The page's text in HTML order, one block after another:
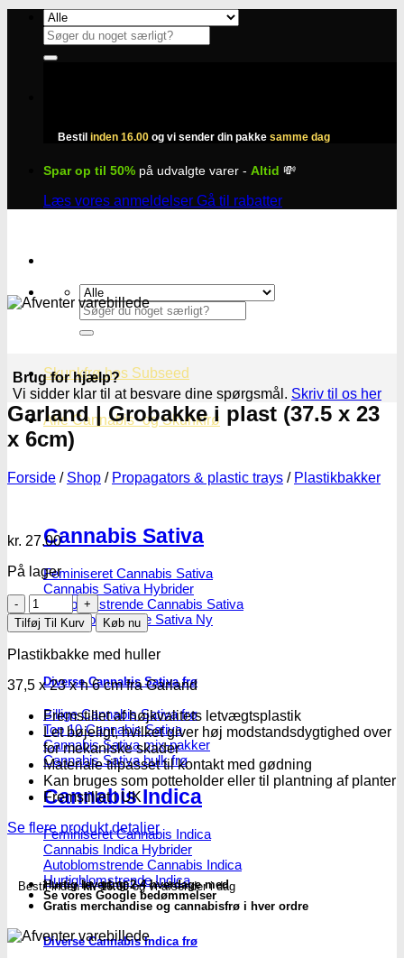
Fortsæt
indhold
Søg
efter:
Bestil inden 16.00 og vi sender din pakke samme dag
Spar op til 50% på udvalgte varer - Altid 💸
Læs vores anmeldelser Gå til rabatter
Søg
efter:
Skunkfrø hos Subseed
Alle Cannabis -og Skunkfrø
Cannabis Sativa
Feminiseret Cannabis Sativa
Cannabis Sativa Hybrider
Autoblomstrende Cannabis Sativa
Hurtigblomstrende Sativa
Diverse Cannabis Sativa frø
Billige Cannabis Sativa frø
Top 10 Cannabis Sativa
Cannabis Sativa mix-pakker
Cannabis Sativa bulk frø
Cannabis Indica
Feminiseret Cannabis Indica
Cannabis Indica Hybrider
Autoblomstrende Cannabis Indica
Hurtigblomstrende Indica
Diverse Cannabis Indica frø
Brug for hjælp?
Vi sidder klar til at besvare dine spørgsmål. Skriv til os her
Garland | Grobakke i plast (37.5 x 23
x 6cm)
Forside / Shop / Propagators & plastic trays / Plastikbakker
kr. 27.00
På lager
Garland
|
Grobakke
i
(37.5
23
x
6cm)
antal
Tilføj Til Kurv Køb nu
Plastikbakke med huller
37,5 x 23 x h 6 cm fra Garland
Fremstillet af højkvalitets letvægtsplastik
Let bøjeligt, hvilket giver høj modstandsdygtighed over
for mekaniske skader
Materiale tilpasset til kontakt med gødning
Kan bruges som potteholder eller til plantning af planter
Fremstillet i UK
Se flere produkt detaljer
Bestil indenkl. 16.00og vi afsender i dag
Hurtig levering 2-4 hverdage med
Se vores Google bedømmelser
Gratis merchandise og cannabisfrø i hver ordre